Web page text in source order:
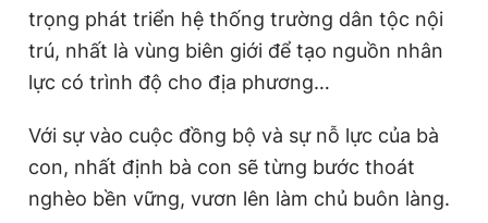
trọng phát triển hệ thống trường dân tộc nội
trú, nhất là vùng biên giới để tạo nguồn nhân
lực có trình độ cho địa phương…
Với sự vào cuộc đồng bộ và sự nỗ lực của bà
con, nhất định bà con sẽ từng bước thoát
nghèo bền vững, vươn lên làm chủ buôn làng.